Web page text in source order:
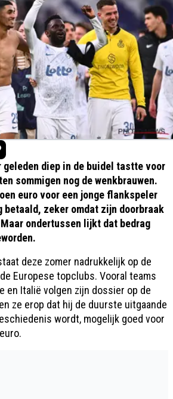
geleden diep in de buidel tastte voor
sommigen nog de wenkbrauwen.
euro voor een jonge flankspeler
zeker omdat zijn doorbraak
ondertussen lijkt dat bedrag
deze zomer nadrukkelijk op de
Europese topclubs. Vooral teams
en Italië volgen zijn dossier op de
ze erop dat hij de duurste uitgaande
wordt, mogelijk goed voor